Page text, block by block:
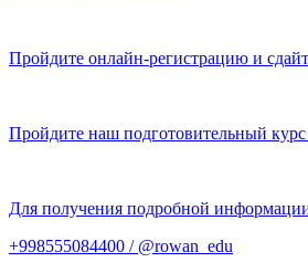
Пройдите онлайн-регистрацию и
Пройдите наш подготовительный курс
Для получения подробной
+998555084400 / @rowan_edu